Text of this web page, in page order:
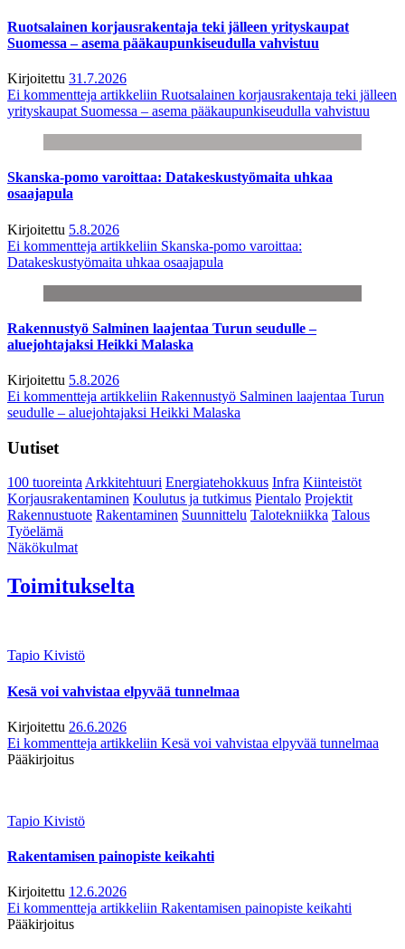
Ruotsalainen korjausrakentaja teki jälleen yrityskaupat
Suomessa – asema pääkaupunkiseudulla vahvistuu
Kirjoitettu 31.7.2026
Ei kommentteja artikkeliin Ruotsalainen korjausrakentaja teki jälleen
yrityskaupat Suomessa – asema pääkaupunkiseudulla vahvistuu
Skanska-pomo varoittaa: Datakeskustyömaita uhkaa
osaajapula
Kirjoitettu 5.8.2026
Ei kommentteja artikkeliin Skanska-pomo varoittaa:
Datakeskustyömaita uhkaa osaajapula
Rakennustyö Salminen laajentaa Turun seudulle –
aluejohtajaksi Heikki Malaska
Kirjoitettu 5.8.2026
Ei kommentteja artikkeliin Rakennustyö Salminen laajentaa Turun
seudulle – aluejohtajaksi Heikki Malaska
Uutiset
100 tuoreintaArkkitehtuuri Energiatehokkuus Infra Kiinteistöt
Korjausrakentaminen Koulutus ja tutkimus Pientalo Projektit
Rakennustuote Rakentaminen Suunnittelu Talotekniikka Talous
Työelämä
Näkökulmat
Toimitukselta
Tapio Kivistö
Kesä voi vahvistaa elpyvää tunnelmaa
Kirjoitettu 26.6.2026
Ei kommentteja artikkeliin Kesä voi vahvistaa elpyvää tunnelmaa
Pääkirjoitus
Tapio Kivistö
Rakentamisen painopiste keikahti
Kirjoitettu 12.6.2026
Ei kommentteja artikkeliin Rakentamisen painopiste keikahti
Pääkirjoitus